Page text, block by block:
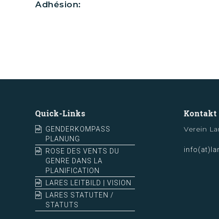
Adhésion:
Quick-Links
GENDERKOMPASS
PLANUNG
ROSE DES VENTS DU
GENRE DANS LA
PLANIFICATION
LARES LEITBILD | VISION
LARES STATUTEN /
STATUTS
Kontakt
Verein